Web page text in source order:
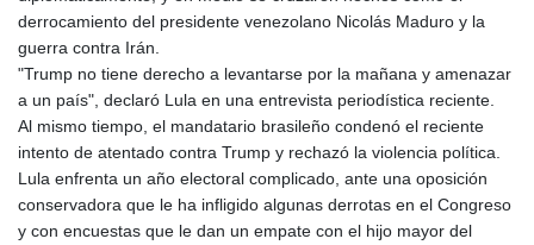
INR 110.072122
1509.468404
IRR
1589307.85432
ISK 142.587462
JEP 0.857019
JMD
182.994762
derrocamiento del presidente venezolano Nicolás Maduro y la
guerra contra Irán.
"Trump no tiene derecho a levantarse por la mañana y amenazar
a un país", declaró Lula en una entrevista periodística reciente.
Al mismo tiempo, el mandatario brasileño condenó el reciente
intento de atentado contra Trump y rechazó la violencia política.
Lula enfrenta un año electoral complicado, ante una oposición
conservadora que le ha infligido algunas derrotas en el Congreso
y con encuestas que le dan un empate con el hijo mayor del